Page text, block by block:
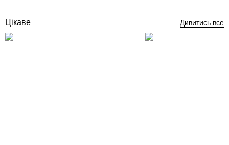
Цікаве Дивитись все